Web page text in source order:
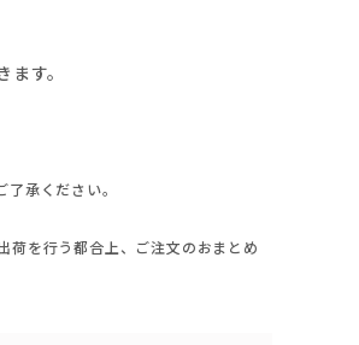
す。
承ください。
荷を行う都合上、ご注文のおまとめ